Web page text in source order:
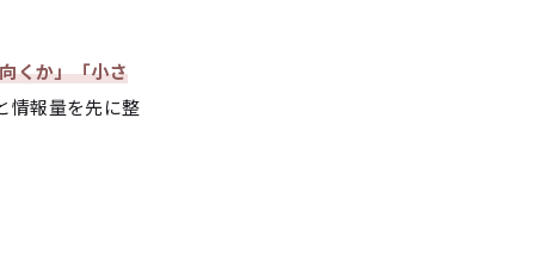
くか」「小さ
情報量を先に整